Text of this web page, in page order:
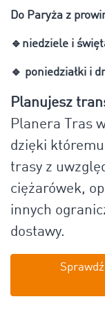
Do Paryża z
🔹niedziele i
🔹 poniedziałki i
Planujesz
Planera Tras
dzięki
trasy z
ciężarówek,
innych
dostawy.